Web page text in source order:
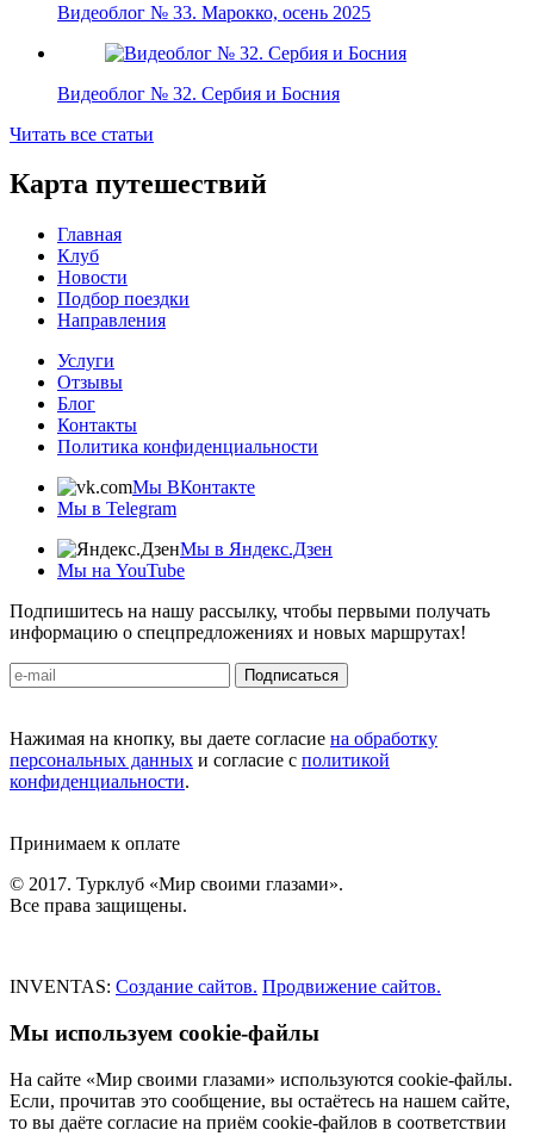
Видеоблог № 33. Марокко, осень 2025
Видеоблог № 32. Сербия и Босния
Читать все статьи
Карта путешествий
Главная
Клуб
Новости
Подбор поездки
Направления
Услуги
Отзывы
Блог
Контакты
Политика конфиденциальности
Мы ВКонтакте
Мы в Telegram
Мы в Яндекс.Дзен
Мы на YouTube
Подпишитесь на нашу рассылку, чтобы первыми получать
информацию о спецпредложениях и новых маршрутах!
Подписаться
Нажимая на кнопку, вы даете согласие на обработку
персональных данных и согласие с политикой
конфиденциальности.
Принимаем к оплате
© 2017. Турклуб «Мир своими глазами».
Все права защищены.
INVENTAS: Создание сайтов. Продвижение сайтов.
Мы используем cookie-файлы
На сайте «Мир своими глазами» используются cookie-файлы.
Если, прочитав это сообщение, вы остаётесь на нашем сайте,
то вы даёте согласие на приём cookie-файлов в соответствии